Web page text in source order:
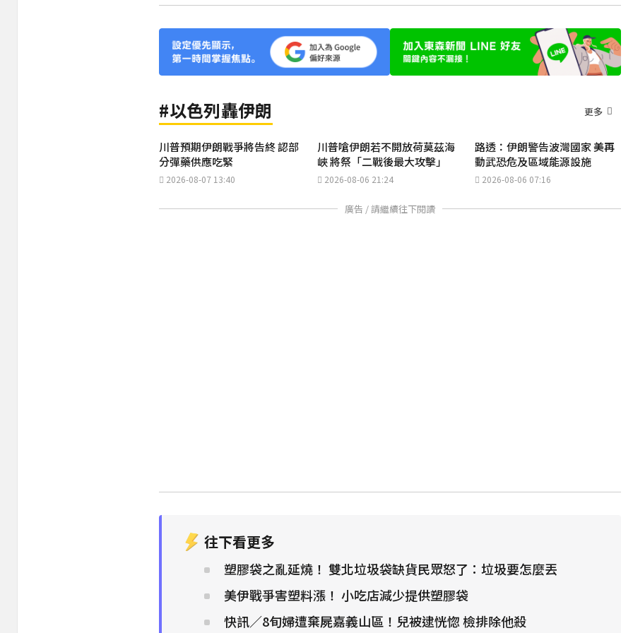
#以色列轟伊朗 更多
川普預期伊朗戰爭將告終 認部
分彈藥供應吃緊
2026-08-07 13:40
川普嗆伊朗若不開放荷莫茲海
峽 將祭「二戰後最大攻擊」
2026-08-06 21:24
路透：伊朗警告波灣國家 美再
動武恐危及區域能源設施
2026-08-06 07:16
廣告 / 請繼續往下閱讀
往下看更多
塑膠袋之亂延燒！ 雙北垃圾袋缺貨民眾怒了：垃圾要怎麼丟
美伊戰爭害塑料漲！ 小吃店減少提供塑膠袋
快訊／8旬婦遭棄屍嘉義山區！兒被逮恍惚 檢排除他殺